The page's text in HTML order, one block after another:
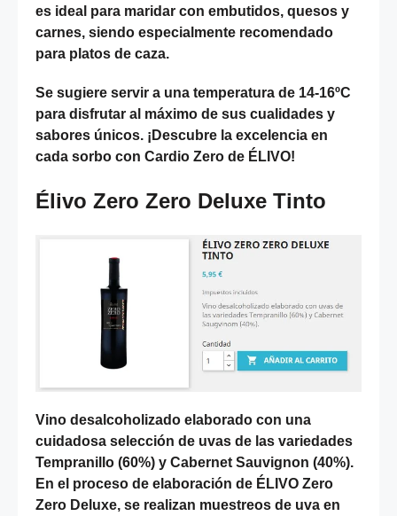
es ideal para maridar con embutidos, quesos y
carnes, siendo especialmente recomendado
para platos de caza.
Se sugiere servir a una temperatura de 14-16ºC
para disfrutar al máximo de sus cualidades y
sabores únicos. ¡Descubre la excelencia en
cada sorbo con Cardio Zero de ÉLIVO!
Élivo Zero Zero Deluxe Tinto
Vino desalcoholizado elaborado con una
cuidadosa selección de uvas de las variedades
Tempranillo (60%) y Cabernet Sauvignon (40%).
En el proceso de elaboración de ÉLIVO Zero
Zero Deluxe, se realizan muestreos de uva en